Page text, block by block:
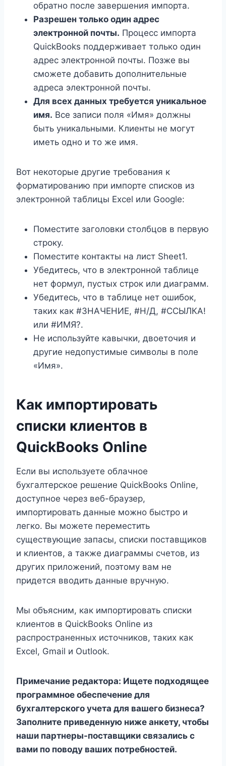
обратно после завершения импорта.
Разрешен только один адрес
электронной почты. Процесс импорта
QuickBooks поддерживает только один
адрес электронной почты. Позже вы
сможете добавить дополнительные
адреса электронной почты.
Для всех данных требуется уникальное
имя. Все записи поля «Имя» должны
быть уникальными. Клиенты не могут
иметь одно и то же имя.
Вот некоторые другие требования к
форматированию при импорте списков из
электронной таблицы Excel или Google:
Поместите заголовки столбцов в первую
строку.
Поместите контакты на лист Sheet1.
Убедитесь, что в электронной таблице
нет формул, пустых строк или диаграмм.
Убедитесь, что в таблице нет ошибок,
таких как #ЗНАЧЕНИЕ, #Н/Д, #ССЫЛКА!
или #ИМЯ?.
Не используйте кавычки, двоеточия и
другие недопустимые символы в поле
«Имя».
Как импортировать
списки клиентов в
QuickBooks Online
Если вы используете облачное
бухгалтерское решение QuickBooks Online,
доступное через веб-браузер,
импортировать данные можно быстро и
легко. Вы можете переместить
существующие запасы, списки поставщиков
и клиентов, а также диаграммы счетов, из
других приложений, поэтому вам не
придется вводить данные вручную.
Мы объясним, как импортировать списки
клиентов в QuickBooks Online из
распространенных источников, таких как
Excel, Gmail и Outlook.
Примечание редактора: Ищете подходящее
программное обеспечение для
бухгалтерского учета для вашего бизнеса?
Заполните приведенную ниже анкету, чтобы
наши партнеры-поставщики связались с
вами по поводу ваших потребностей.